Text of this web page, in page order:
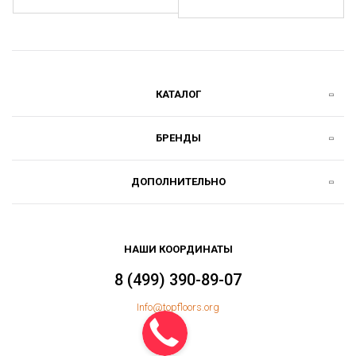
КАТАЛОГ
БРЕНДЫ
ДОПОЛНИТЕЛЬНО
НАШИ КООРДИНАТЫ
8 (499) 390-89-07
Info@topfloors.org